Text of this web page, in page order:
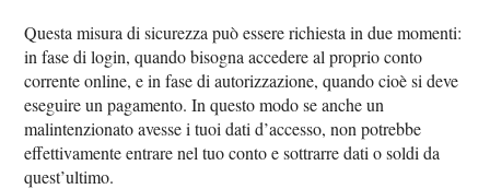
Questa misura di sicurezza può essere richiesta in due momenti:
in fase di login, quando bisogna accedere al proprio conto
corrente online, e in fase di autorizzazione, quando cioè si deve
eseguire un pagamento. In questo modo se anche un
malintenzionato avesse i tuoi dati d’accesso, non potrebbe
effettivamente entrare nel tuo conto e sottrarre dati o soldi da
quest’ultimo.